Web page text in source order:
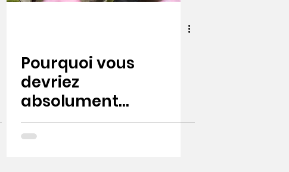
Pourquoi vous
devriez
absolument
avoir Abilar
dans votre